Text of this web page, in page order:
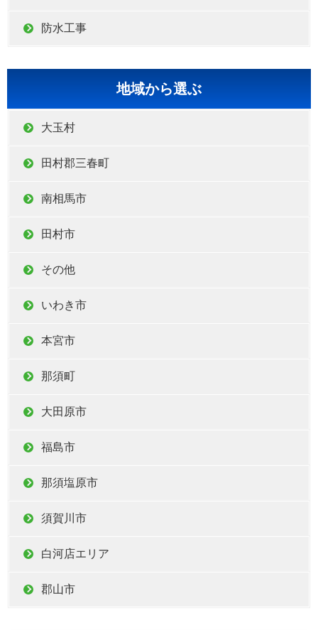
防水工事
地域から選ぶ
大玉村
田村郡三春町
南相馬市
田村市
その他
いわき市
本宮市
那須町
大田原市
福島市
那須塩原市
須賀川市
白河店エリア
郡山市